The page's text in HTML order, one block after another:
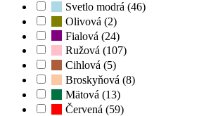
Svetlo modrá (46)
Olivová (2)
Fialová (24)
Ružová (107)
Cihlová (5)
Broskyňová (8)
Mätová (13)
Červená (59)